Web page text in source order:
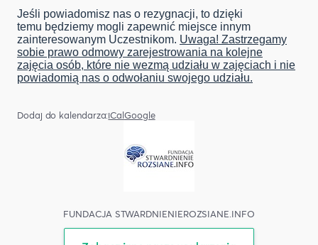
Jeśli powiadomisz nas o rezygnacji, to dzięki
temu będziemy mogli zapewnić miejsce innym
zainteresowanym Uczestnikom. Uwaga! Zastrzegamy
sobie prawo odmowy zarejestrowania na kolejne
zajęcia osób, które nie wezmą udziału w zajęciach i nie
powiadomią nas o odwołaniu swojego udziału.
Dodaj do kalendarza:iCalGoogle
FUNDACJA STWARDNIENIEROZSIANE.INFO